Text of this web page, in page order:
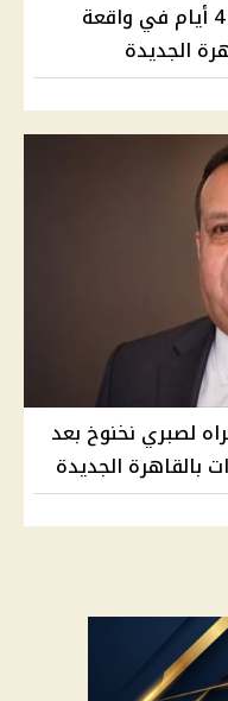
حبس صبري نخنوخ ونجل شقيقه 4 أيام في واقعة
الجديدة
لصبري نخنوخ بعد
بالقاهرة الجديدة